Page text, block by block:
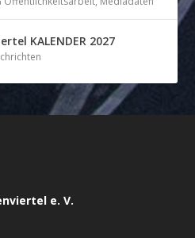
KALENDER 2027
e. V.